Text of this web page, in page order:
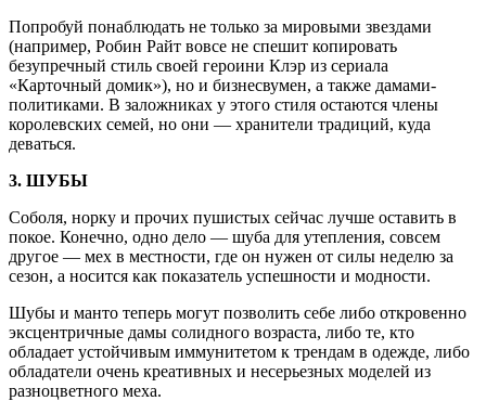
Попробуй понаблюдать не только за мировыми звездами
(например, Робин Райт вовсе не спешит копировать
безупречный стиль своей героини Клэр из сериала
«Карточный домик»), но и бизнесвумен, а также дамами-
политиками. В заложниках у этого стиля остаются члены
королевских семей, но они — хранители традиций, куда
деваться.
3. ШУБЫ
Соболя, норку и прочих пушистых сейчас лучше оставить в
покое. Конечно, одно дело — шуба для утепления, совсем
другое — мех в местности, где он нужен от силы неделю за
сезон, а носится как показатель успешности и модности.
Шубы и манто теперь могут позволить себе либо откровенно
эксцентричные дамы солидного возраста, либо те, кто
обладает устойчивым иммунитетом к трендам в одежде, либо
обладатели очень креативных и несерьезных моделей из
разноцветного меха.